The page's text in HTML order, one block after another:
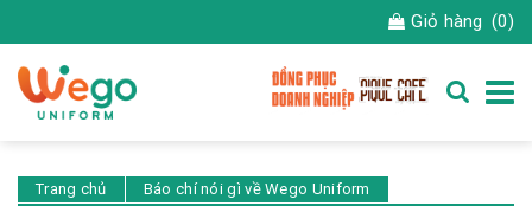
Giỏ hàng (0)
Trang chủ
Báo chí nói gì về Wego Uniform